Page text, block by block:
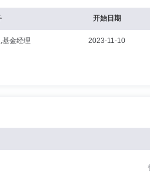
开始日期
基金经理 2023-11-10